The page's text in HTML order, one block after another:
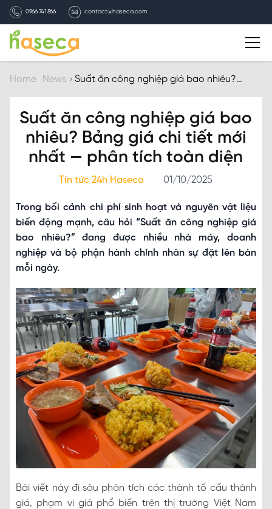
0966 741 866 contact@haseca.com
Introduction
Why Haseca
Services
HASECA news
Recruitment
Contact
Home News
Suất ăn công nghiệp giá bao nhiêu?
Suất ăn công nghiệp giá bao
nhiêu? Bảng giá chi tiết mới
nhất — phân tích toàn diện
Tin tức 24h Haseca 01/10/2025
Trong bối cảnh chi phí sinh hoạt và nguyên vật liệu
biến động mạnh, câu hỏi “Suất ăn công nghiệp giá
bao nhiêu?” đang được nhiều nhà máy, doanh
nghiệp và bộ phận hành chính nhân sự đặt lên bàn
mỗi ngày.
Bài viết này đi sâu phân tích các thành tố cấu thành
giá, phạm vi giá phổ biến trên thị trường Việt Nam